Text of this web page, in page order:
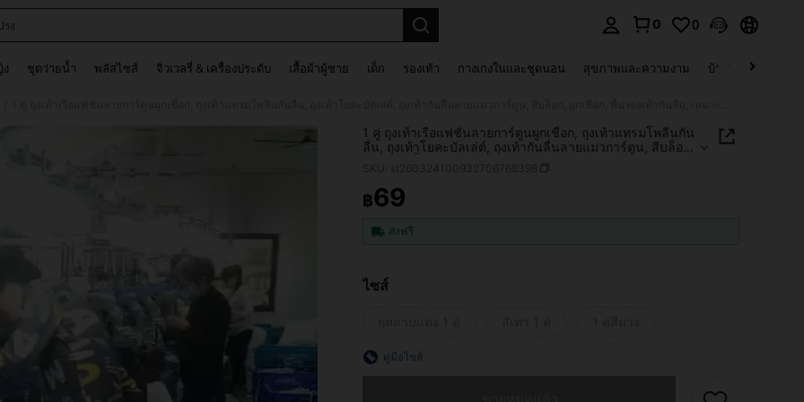
รง
0 0
ชุดว่ายน้ำ พลัสไซส์ จิวเวลรี่ & เครื่องประดับ เสื้อผ้าผู้ชาย เด็ก รองเท้า กางเกงในและชุดนอน สุขภาพและความงาม บ้านและที่อยู่อาศัย
1 คู่ ถุงเท้าเรือแฟชั่นลายการ์ตูนผูกเชือก, ถุงเท้าแทรมโพลีนกัน
ลื่น, ถุงเท้าโยคะบัลเล่ต์, ถุงเท้ากันลื่นลายแมวการ์ตูน, สีบล็อก,
ผูกเชือก, พื้นรองเท้ากันลื่น, เหมาะสำหรับกีฬาในร่ม, ขนาด
เดียวหลายสี, ถุงเท้าโยคะกันลื่นมืออาชีพสำหรับผู้เริ่มต้น, พิลา
ทิส, ใช้ในร่ม, ทุกฤดู, ถุงเท้ากีฬาฤดูร้อนสำหรับผู้หญิง
PRICE AND AVAILABILITY
฿69
ส่งฟรี
ไซส์
คู่มือไซส์